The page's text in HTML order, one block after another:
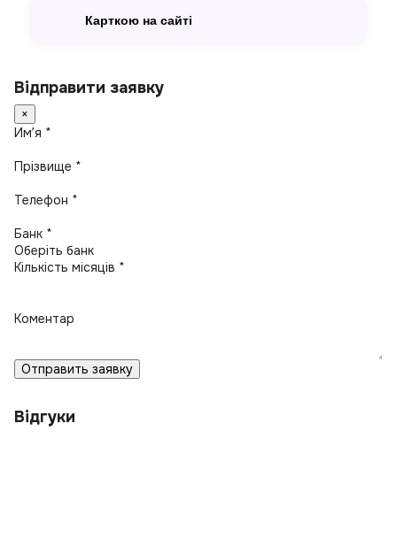
Карткою на сайті
Відправити заявку
×
Имʼя *
Прізвище *
Телефон *
Банк *
Кількість місяців *
Коментар
Отправить заявку
Відгуки